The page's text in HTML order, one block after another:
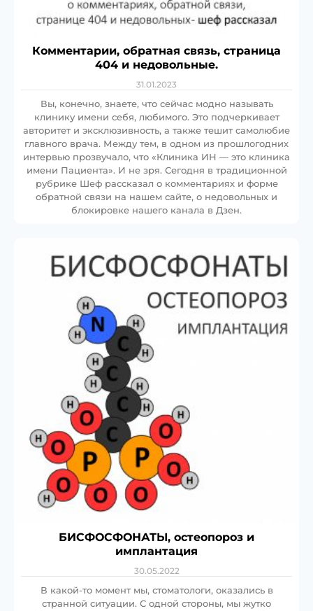
Комментарии, обратная связь, страница
404 и недовольные.
31.01.2023
Вы, конечно, знаете, что сейчас модно называть
клинику имени себя, любимого. Это подчеркивает
авторитет и эксклюзивность, а также тешит самолюбие
главного врача. Между тем, в одном из прошлогодних
интервью прозвучало, что «Клиника ИН — это клиника
имени Пациента». И не зря. Сегодня в традиционной
рубрике Шеф рассказал о комментариях и форме
обратной связи на нашем сайте, о недовольных и
блокировке нашего канала в Дзен.
БИСФОСФОНАТЫ, остеопороз и
имплантация
30.05.2022
В какой-то момент мы, стоматологи, оказались в
странной ситуации. С одной стороны, мы жутко